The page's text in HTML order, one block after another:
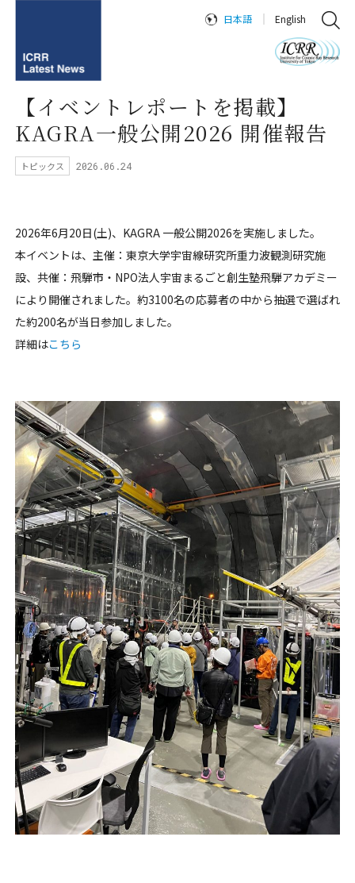
日本語 English
【イベントレポートを掲載】
KAGRA一般公開2026 開催報告
トピックス 2026.06.24
2026年6月20日(土)、KAGRA 一般公開2026を実施しました。
本イベントは、主催：東京大学宇宙線研究所重力波観測研究施
設、共催：飛騨市・NPO法人宇宙まるごと創生塾飛騨アカデミー
により開催されました。約3100名の応募者の中から抽選で選ばれ
た約200名が当日参加しました。
詳細はこちら